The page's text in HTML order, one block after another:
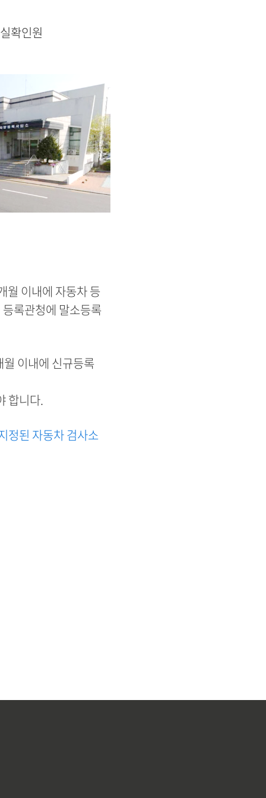
확인원
월 이내에 자동차 등
록관청에 말소등록
이내에 신규등록
합니다.
정된 자동차 검사소